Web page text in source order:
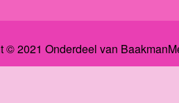
© 2021 Onderdeel van